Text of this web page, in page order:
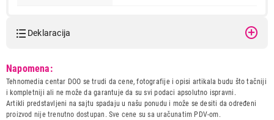
Deklaracija
Naziv i vrsta robe:
SLUSALICA
Uvoznik:
International trade group
Zemlja porekla:
Kina
Napomena:
Tehnomedia centar DOO se trudi da cene, fotografije i opisi artikala budu što tačniji
i kompletniji ali ne može da garantuje da su svi podaci apsolutno ispravni.
Artikli predstavljeni na sajtu spadaju u našu ponudu i može se desiti da određeni
proizvod nije trenutno dostupan. Sve cene su sa uračunatim PDV-om.
Završi kupovinu